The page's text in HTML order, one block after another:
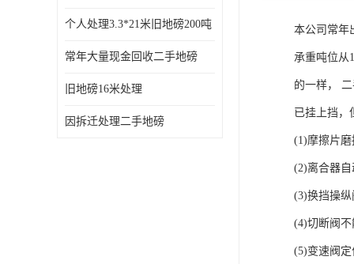
个人处理3.3*21米旧地磅200吨
常年大量现金回收二手地磅
旧地磅16米处理
因拆迁处理二手地磅
本公司常年
承重吨位从
的一样，
已挂上挡，
(1)摩擦片磨
(2)离合器自
(3)换挡操纵
(4)切断阀不
(5)变速阀定